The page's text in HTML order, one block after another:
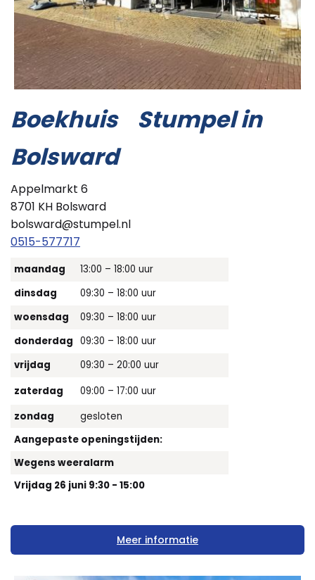
Boekhuis Stumpel in
Bolsward
Appelmarkt 6
8701 KH Bolsward
bolsward@stumpel.nl
0515-577717
maandag
13:00 – 18:00 uur
dinsdag
09:30 – 18:00 uur
woensdag
09:30 – 18:00 uur
donderdag 09:30 – 18:00 uur
vrijdag
09:30 – 20:00 uur
zaterdag
09:00 – 17:00 uur
zondag
gesloten
Aangepaste openingstijden:
Wegens weeralarm
Vrijdag 26 juni 9:30 - 15:00
Meer informatie